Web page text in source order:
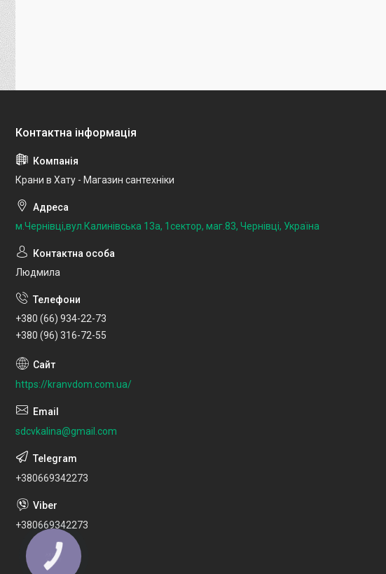
Крани в Хату - Магазин сантехніки
м.Чернівці,вул.Калинівська 13а, 1сектор, маг.83, Чернівці, Україна
Людмила
+380 (66) 934-22-73
+380 (96) 316-72-55
https://kranvdom.com.ua/
sdcvkalina@gmail.com
+380669342273
+380669342273
КНОПКА
ЗВ'ЯЗКУ